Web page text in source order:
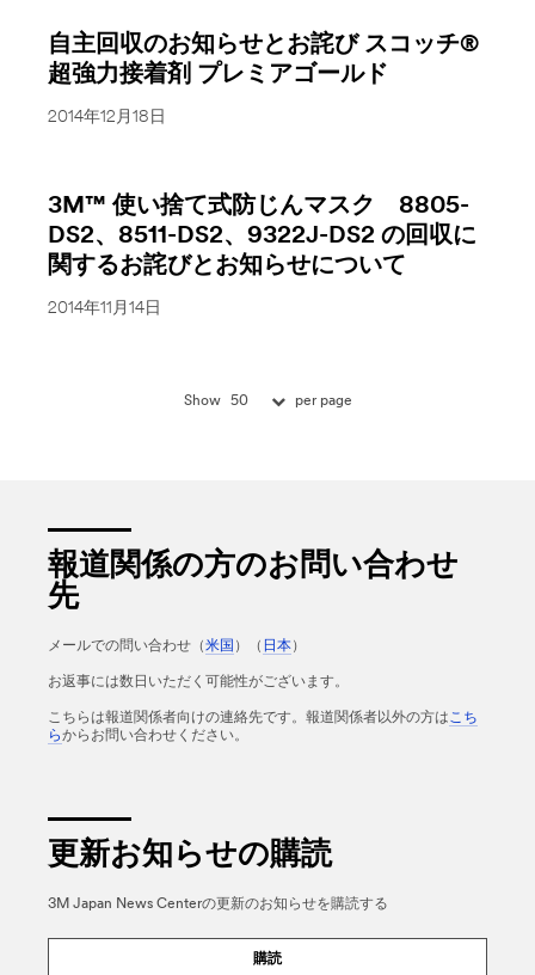
自主回収のお知らせとお詫び スコッチ®
超強力接着剤 プレミアゴールド
2014年12月18日
3M™ 使い捨て式防じんマスク 8805-
DS2、8511-DS2、9322J-DS2 の回収に
関するお詫びとお知らせについて
2014年11月14日
Show 50 per page
報道関係の方のお問い合わせ
先
メールでの問い合わせ（米国 ）（ 日本）
お返事には数日いただく可能性がございます。
こちらは報道関係者向けの連絡先です。報道関係者以外の方はこち
らからお問い合わせください。
更新お知らせの購読
3M Japan News Centerの更新のお知らせを購読する
購読